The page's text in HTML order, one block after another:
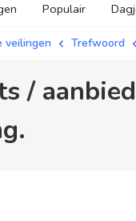
Populair
veilingen Trefwoord